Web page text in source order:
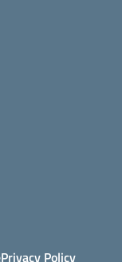
Privacy Policy